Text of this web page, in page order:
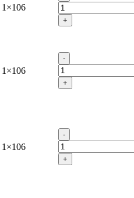
1×106
+
1×106
-
+
1×106
-
+